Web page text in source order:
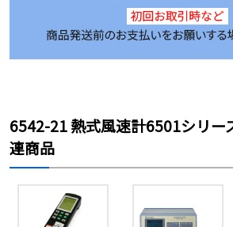
6542-21 熱式風速計6501シリー
連商品